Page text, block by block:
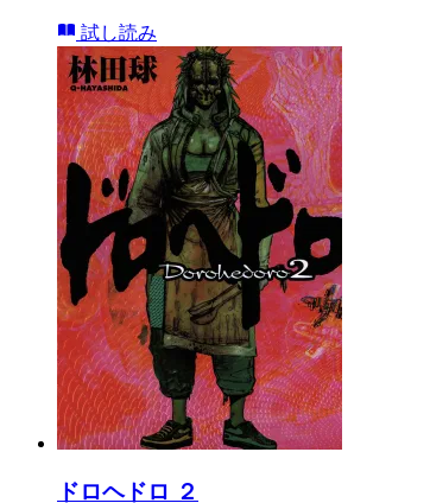
試し読み
ドロヘドロ ２